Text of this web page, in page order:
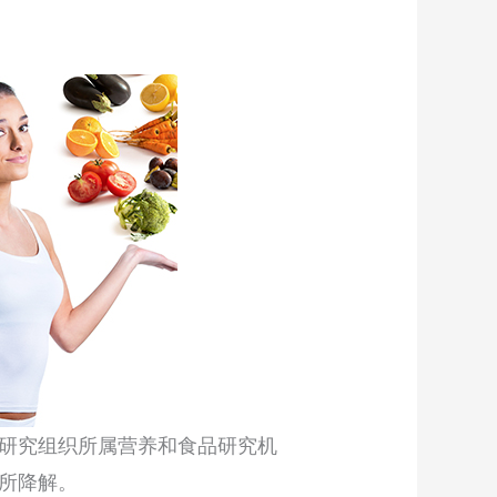
究组织所属营养和食品研究机
解。